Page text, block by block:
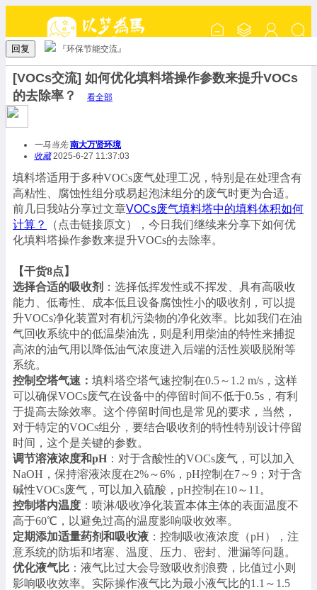
回复 『环保节能交流』
[VOCs交流] 如何优化填料塔操作参数来提升VOCs
的去除率？
看全部
一马当先 南大万贤环境
收藏2025-6-27 11:37:03
填料塔适用于多种VOCs废气处理工况，特别是在处理含有
高粘性、腐蚀性组分或易起泡沫组分的废气时更为合适。
前几日我站分享过文章VOCs废气填料塔中的填料体积如何
计算？
（点击链接原文），今日我们继续来分享下如何优
化填料塔操作参数来提升VOCs的去除率。
【干货8点】
选择合适的吸收剂 ：选择低挥发性或不挥发、具有高吸收
能力、低毒性、成本低且设备腐蚀性小的吸收剂，可以提
升VOCs净化装置对有机污染物的净化效率。比如我们在油
气回收系统中的低温柴油洗，则是利用柴油的特性来捕捉
高浓的油气用以降低油气浓度进入后端的活性炭吸脱附等
系统。
控制空塔气速 ： 填料塔空塔气速控制在0.5～1.2 m/s，这样
可以确保VOCs废气在设备中的停留时间不低于0.5s，有利
于提高去除效率。这个停留时间也是常见的要求，当然，
对于特定的VOCs组分，要结合吸收剂的特性特别设计停留
时间，这个是关键的参数。
调节溶液浓度和pH ：对于含酸性的VOCs废气，可以加入
NaOH，保持溶液浓度在2%～6%，pH控制在7～9；对于含
碱性VOCs废气，可以加入硫酸，pH控制在10～11。
控制塔内温度 ：喷淋/吸收净化装置本体主体的表面温度不
高于60℃，以避免过高的温度影响吸收效率。
定期添加适量药剂和吸收液 ：控制吸收液浓度（pH），注
意系统的防垢和堵塞、温度、压力、密封、泄漏等问题。
优化液气比 ：液气比过大会导致吸收剂浪费，比值过小则
影响吸收效率。实际操作液气比为最小液气比的1.1～1.5